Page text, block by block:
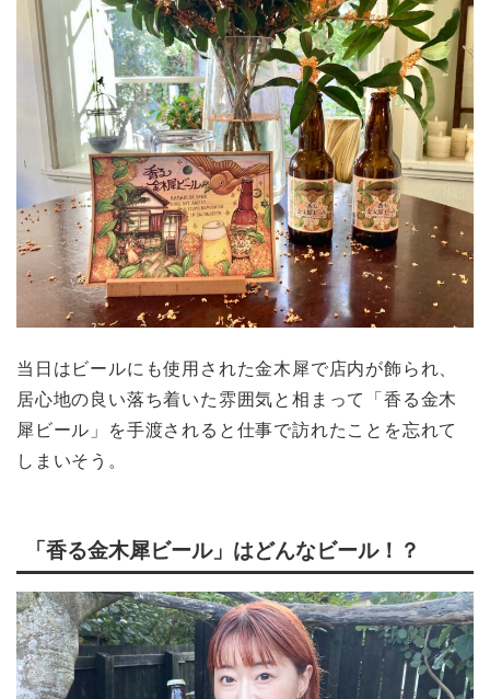
当日はビールにも使用された金木犀で店内が飾られ、
居心地の良い落ち着いた雰囲気と相まって「香る金木
犀ビール」を手渡されると仕事で訪れたことを忘れて
しまいそう。
「香る金木犀ビール」はどんなビール！？